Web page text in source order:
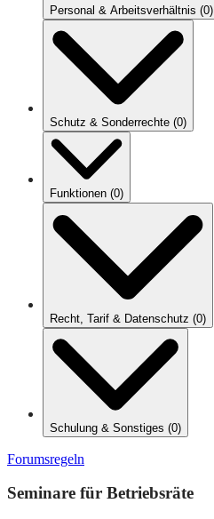
Personal & Arbeitsverhältnis (0)
Schutz & Sonderrechte (0)
Funktionen (0)
Recht, Tarif & Datenschutz (0)
Schulung & Sonstiges (0)
Forumsregeln
Seminare für Betriebsräte